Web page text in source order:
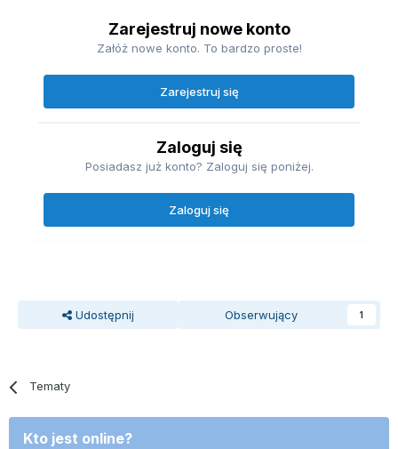
Zarejestruj nowe konto
Załóż nowe konto. To bardzo proste!
Zarejestruj się
Zaloguj się
Posiadasz już konto? Zaloguj się poniżej.
Zaloguj się
Udostępnij Obserwujący 1
Tematy
Kto jest online?